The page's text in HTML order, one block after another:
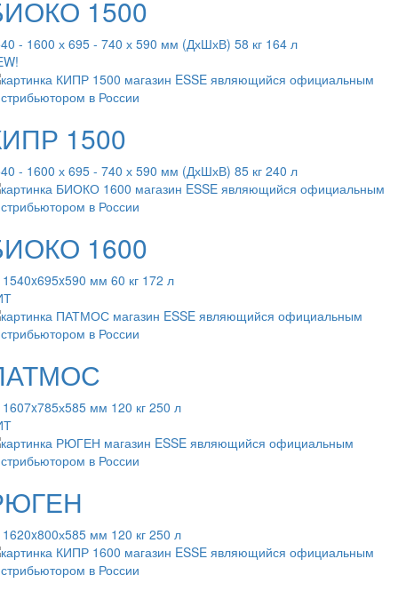
1500
- 1600 х 695 - 740 х 590 мм (ДхШхВ) 58 кг 164 л
1500
- 1600 х 695 - 740 х 590 мм (ДхШхВ) 85 кг 240 л
1600
1540x695x590 мм 60 кг 172 л
1607x785х585 мм 120 кг 250 л
1620x800х585 мм 120 кг 250 л